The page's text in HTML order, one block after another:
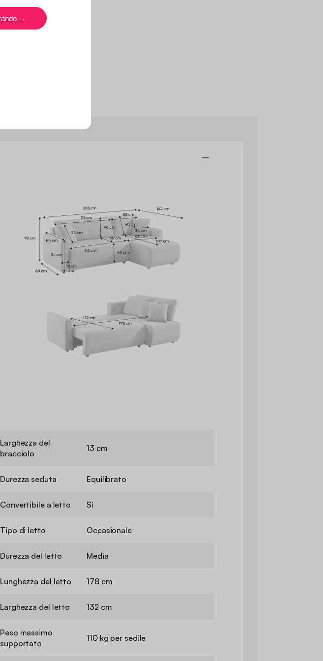
Larghezza del
bracciolo
13 cm
Durezza seduta Equilibrato
Convertibile a letto Sí
Tipo di letto Occasionale
Durezza del letto Media
Lunghezza del letto 178 cm
Larghezza del letto 132 cm
Peso massimo
supportato
110 kg per sedile